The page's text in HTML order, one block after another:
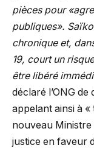
pièces pour
publiques».
chronique et,
19, court un
être libéré
déclaré l’ONG
appelant ainsi à
nouveau Ministre
justice en faveur